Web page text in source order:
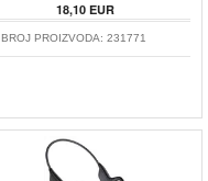
18,10EUR
BROJ PROIZVODA: 231771